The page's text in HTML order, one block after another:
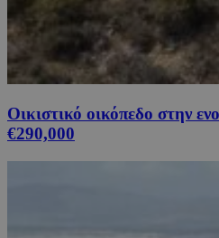
Οικιστικό οικόπεδο στην
€290,000